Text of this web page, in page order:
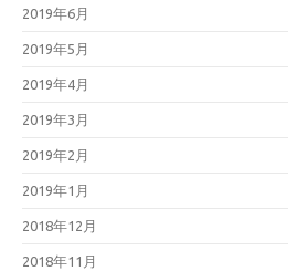
2019年6月
2019年5月
2019年4月
2019年3月
2019年2月
2019年1月
2018年12月
2018年11月